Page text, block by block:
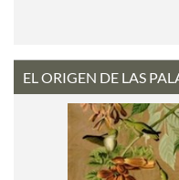
EL ORIGEN DE LAS